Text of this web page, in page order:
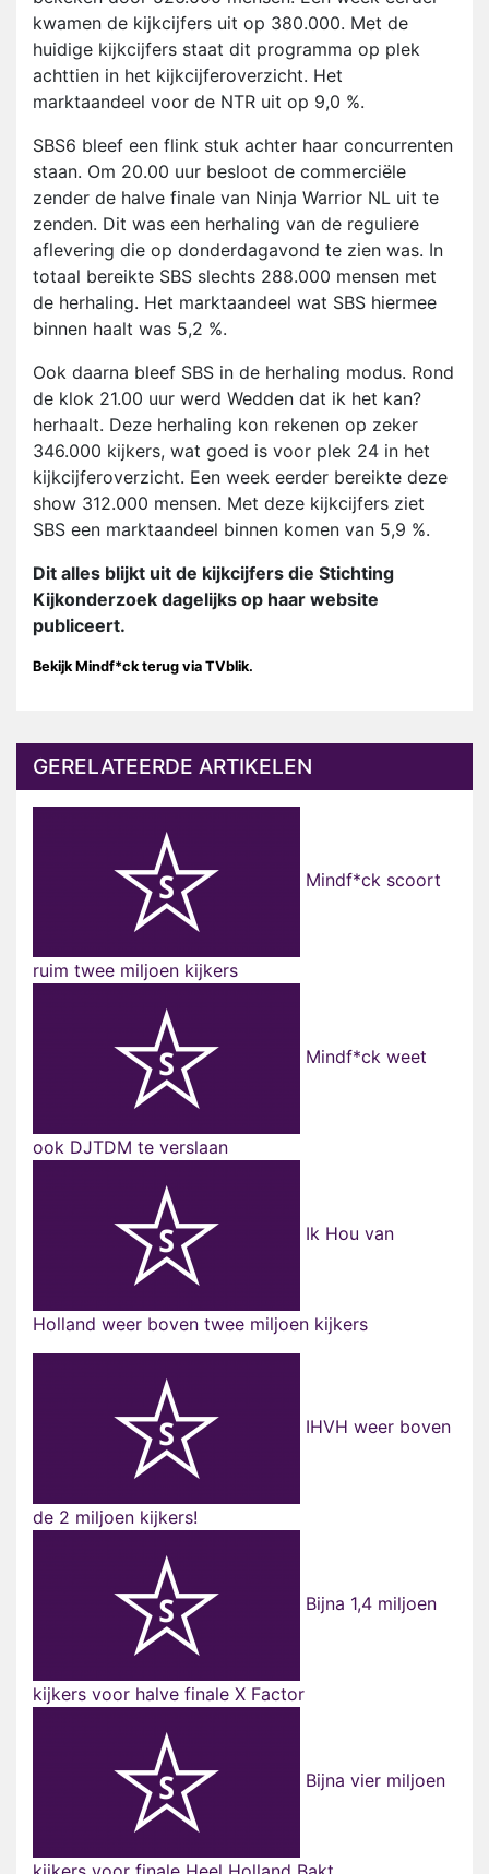
kwamen de kijkcijfers uit op 380.000. Met de
huidige kijkcijfers staat dit programma op plek
achttien in het kijkcijferoverzicht. Het
marktaandeel voor de NTR uit op 9,0 %.
SBS6 bleef een flink stuk achter haar concurrenten
staan. Om 20.00 uur besloot de commerciële
zender de halve finale van Ninja Warrior NL uit te
zenden. Dit was een herhaling van de reguliere
aflevering die op donderdagavond te zien was. In
totaal bereikte SBS slechts 288.000 mensen met
de herhaling. Het marktaandeel wat SBS hiermee
binnen haalt was 5,2 %.
Ook daarna bleef SBS in de herhaling modus. Rond
de klok 21.00 uur werd Wedden dat ik het kan?
herhaalt. Deze herhaling kon rekenen op zeker
346.000 kijkers, wat goed is voor plek 24 in het
kijkcijferoverzicht. Een week eerder bereikte deze
show 312.000 mensen. Met deze kijkcijfers ziet
SBS een marktaandeel binnen komen van 5,9 %.
Dit alles blijkt uit de kijkcijfers die Stichting
Kijkonderzoek dagelijks op haar website
publiceert.
Bekijk Mindf*ck terug via TVblik.
GERELATEERDE ARTIKELEN
Mindf*ck scoort
ruim twee miljoen kijkers
Mindf*ck weet
ook DJTDM te verslaan
Ik Hou van
Holland weer boven twee miljoen kijkers
IHVH weer boven
de 2 miljoen kijkers!
Bijna 1,4 miljoen
kijkers voor halve finale X Factor
Bijna vier miljoen